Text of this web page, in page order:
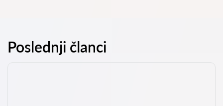
Poslednji članci